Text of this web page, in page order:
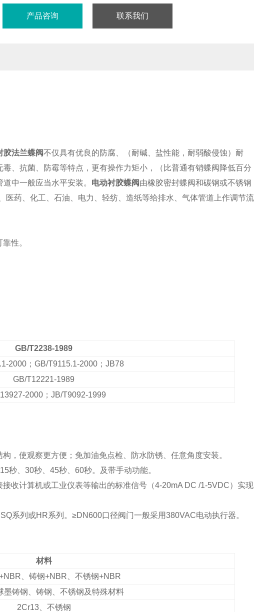
产品咨询 联系我们
胶法兰蝶阀不仅具有优良的防腐、（耐碱、盐性能，耐弱酸侵蚀）耐
、抗菌、防霉等特点，更有操作力矩小，（比普通有销蝶阀降低百分
道中一般应当水平安装。 电动衬胶蝶阀由橡胶密封蝶阀和碳钢或不锈钢
药、化工、石油、电力、轻纺、造纸等给排水、气体管道上作调节流
性。
GB/T2238-1989
2000 ；GB/T9115.1-2000；JB78
GB/T12221-1989
2000 ；JB/T9092-1999
，使观察更方便；免加油免点检、防水防锈、任意角度安装。
秒、30秒、45秒、60秒。及带手动功能。
收计算机或工业仪表等输出的标准信号（4-20mA DC /1-5VDC）实现
系列或HR系列。≥DN600口径阀门一般采用380VAC电动执行器。
材料
、铸钢+NBR、不锈钢+NBR
墨铸钢、铸钢、不锈钢及特殊材料
2Cr13、不锈钢